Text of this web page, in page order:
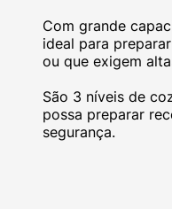
Com grande
ideal para
ou que exigem
São 3 níveis de
possa preparar
segurança.